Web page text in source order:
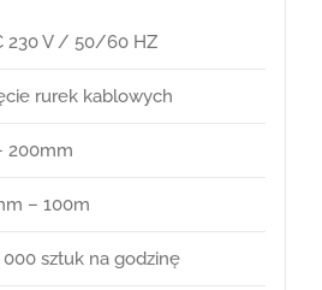
230 V / 50/60 HZ
rurek kablowych
200mm
– 100m
000 sztuk na godzinę